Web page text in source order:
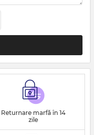
Returnare marfă în 14
zile